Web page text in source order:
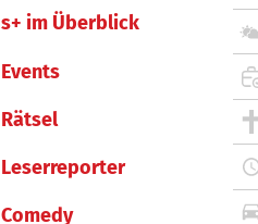
s+ im Überblick
Events
Rätsel
Leserreporter
Comedy